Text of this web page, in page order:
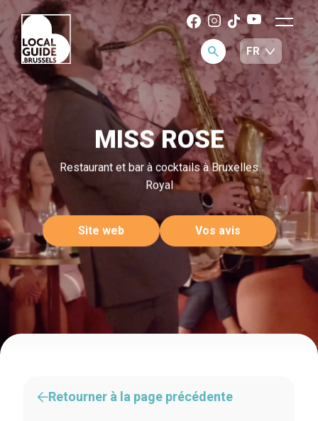
MISS ROSE
Restaurant et bar à cocktails à Bruxelles
Royal
Site web Vos avis
Retourner à la page précédente